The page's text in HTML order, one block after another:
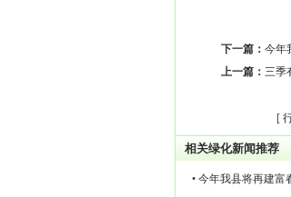
下一篇： 今年
上一篇： 三季
[
相关绿化新闻推荐
• 今年我县将再建富